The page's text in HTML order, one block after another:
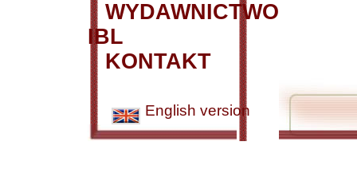
WYDAWNICTWO
IBL
KONTAKT
English version